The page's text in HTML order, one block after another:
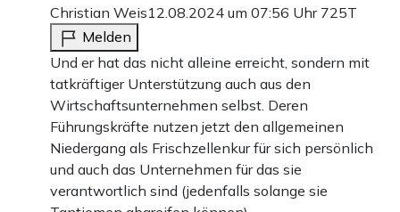
Christian Weis12.08.2024 um 07:56 Uhr 725T
Melden
Und er hat das nicht alleine erreicht, sondern mit
tatkräftiger Unterstützung auch aus den
Wirtschaftsunternehmen selbst. Deren
Führungskräfte nutzen jetzt den allgemeinen
Niedergang als Frischzellenkur für sich persönlich
und auch das Unternehmen für das sie
verantwortlich sind (jedenfalls solange sie